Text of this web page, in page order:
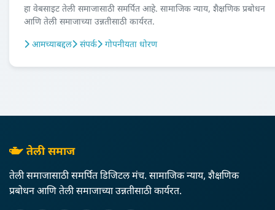
हा वेबसाइट तेली समाजासाठी समर्पित आहे. सामाजिक न्याय, शैक्षणिक प्रबोधन
आणि तेली समाजाच्या उन्नतीसाठी कार्यरत.
आमच्याबद्दल
संपर्क गोपनीयता धोरण
तेली समाज
तेली समाजासाठी समर्पित डिजिटल मंच. सामाजिक न्याय, शैक्षणिक
प्रबोधन आणि तेली समाजाच्या उन्नतीसाठी कार्यरत.